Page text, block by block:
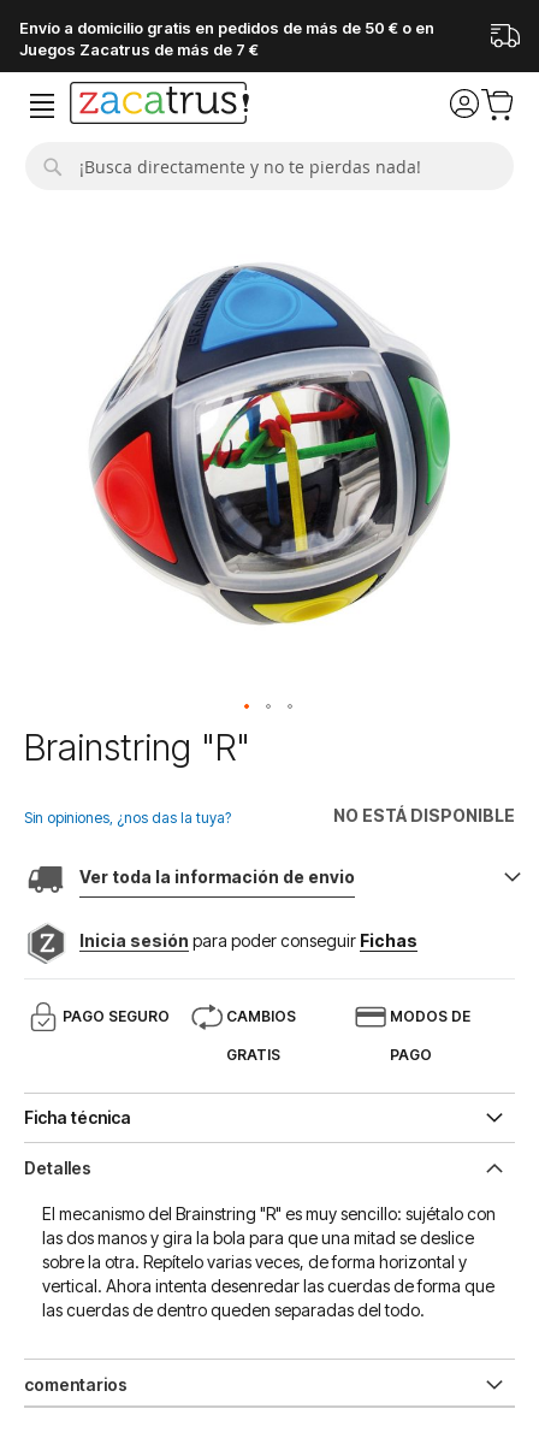
Envío a domicilio gratis en pedidos de más de 50 € o en
Juegos Zacatrus de más de 7 €
Saltar
al
de
de
imágenes
Brainstring "R"
NO ESTÁ DISPONIBLE
Sin opiniones, ¿nos das la tuya?
Ver toda la información de envio
Inicia sesión para poder conseguir Fichas
PAGO SEGURO CAMBIOS
GRATIS
MODOS DE
PAGO
Ficha técnica
Detalles
El mecanismo del Brainstring "R" es muy sencillo: sujétalo con
las dos manos y gira la bola para que una mitad se deslice
sobre la otra. Repítelo varias veces, de forma horizontal y
vertical. Ahora intenta desenredar las cuerdas de forma que
las cuerdas de dentro queden separadas del todo.
comentarios